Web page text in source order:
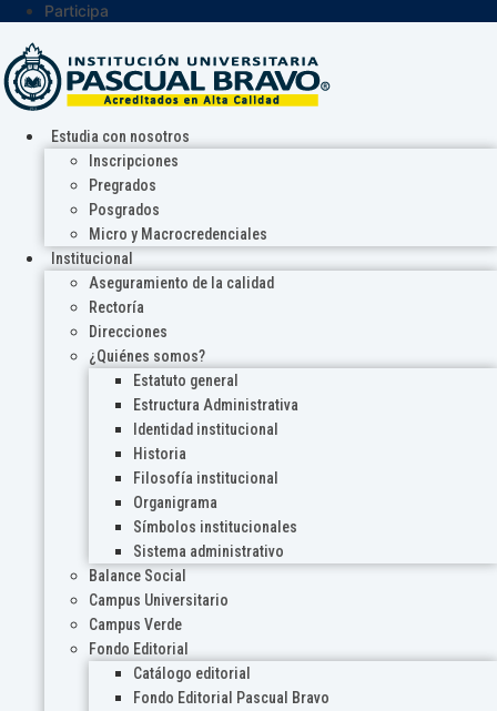
Participa
Estudia con nosotros
Inscripciones
Pregrados
Posgrados
Micro y Macrocredenciales
Institucional
Aseguramiento de la calidad
Rectoría
Direcciones
¿Quiénes somos?
Estatuto general
Estructura Administrativa
Identidad institucional
Historia
Filosofía institucional
Organigrama
Símbolos institucionales
Sistema administrativo
Balance Social
Campus Universitario
Campus Verde
Fondo Editorial
Catálogo editorial
Fondo Editorial Pascual Bravo